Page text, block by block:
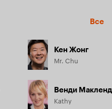
Все
Кен Жонг
Mr. Chu
Венди
Kathy